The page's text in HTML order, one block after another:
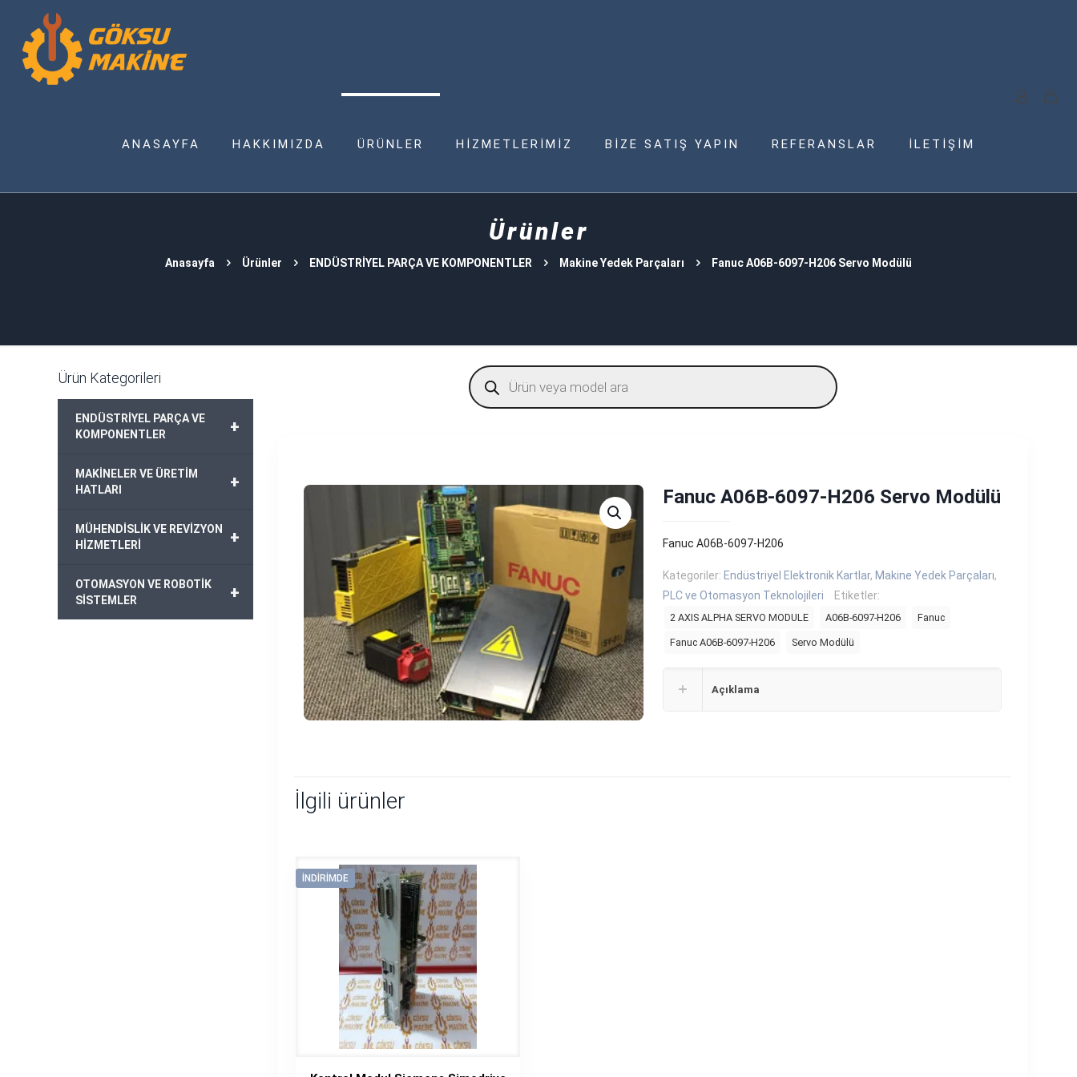
ANASAYFA HAKKIMIZDA ÜRÜNLER HİZMETLERİMİZ BİZE SATIŞ YAPIN REFERANSLAR İLETİŞİM
Ürünler
Anasayfa Ürünler ENDÜSTRİYEL PARÇA VE KOMPONENTLER Makine Yedek Parçaları Fanuc A06B-6097-H206 Servo Modülü
Products
search
Fanuc A06B-6097-H206 Servo Modülü
Fanuc A06B-6097-H206
Kategoriler: Endüstriyel Elektronik Kartlar, Makine Yedek Parçaları,
PLC ve Otomasyon Teknolojileri
Etiketler:
2 AXIS ALPHA SERVO MODULE A06B-6097-H206 Fanuc
Fanuc A06B-6097-H206 Servo Modülü
Açıklama
İlgili ürünler
İNDIRIMDE
Ürün Kategorileri
+
ENDÜSTRİYEL PARÇA VE
KOMPONENTLER
+
MAKİNELER VE ÜRETİM
HATLARI
+
MÜHENDİSLİK VE REVİZYON
HİZMETLERİ
+
OTOMASYON VE ROBOTİK
SİSTEMLER